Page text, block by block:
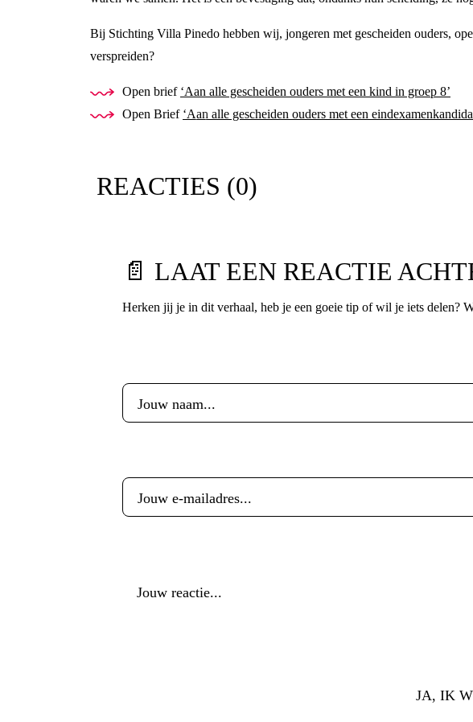
Bij Stichting Villa Pinedo hebben wij, jongeren met gescheiden ouders,
verspreiden?
Open brief ‘Aan alle gescheiden ouders met een kind in groep 8’
Open Brief ‘Aan alle gescheiden ouders met een
REACTIES (0)
📄 LAAT EEN REACTIE
Herken jij je in dit verhaal, heb je een goeie tip of wil je iets delen?
JA, IK